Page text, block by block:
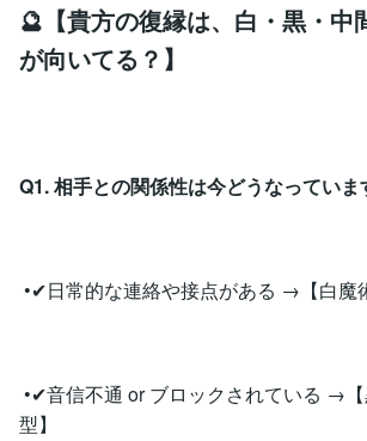
🔮【貴方の復縁は、白・黒・中
が向いてる？】
Q1. 相手との関係性は今どうなっていま
•✔︎日常的な連絡や接点がある →【白魔
•✔︎音信不通 or ブロックされている →
型】